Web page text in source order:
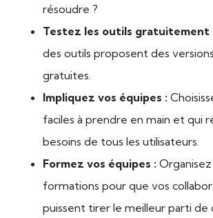
résoudre ?
Testez les outils gratuitement
des outils proposent des
gratuites.
Impliquez vos équipes :
faciles à prendre en main et qui
besoins de tous les utilisateurs.
Formez vos équipes :
formations pour que vos
puissent tirer le meilleur parti de